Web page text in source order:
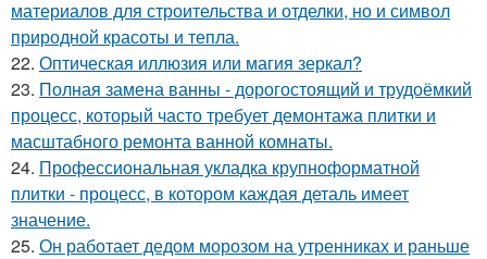
материалов для строительства и отделки, но и символ
природной красоты и тепла.
22. Оптическая иллюзия или магия зеркал?
23. Полная замена ванны - дорогостоящий и трудоёмкий
процесс, который часто требует демонтажа плитки и
масштабного ремонта ванной комнаты.
24. Профессиональная укладка крупноформатной
плитки - процесс, в котором каждая деталь имеет
значение.
25. Он работает дедом морозом на утренниках и раньше